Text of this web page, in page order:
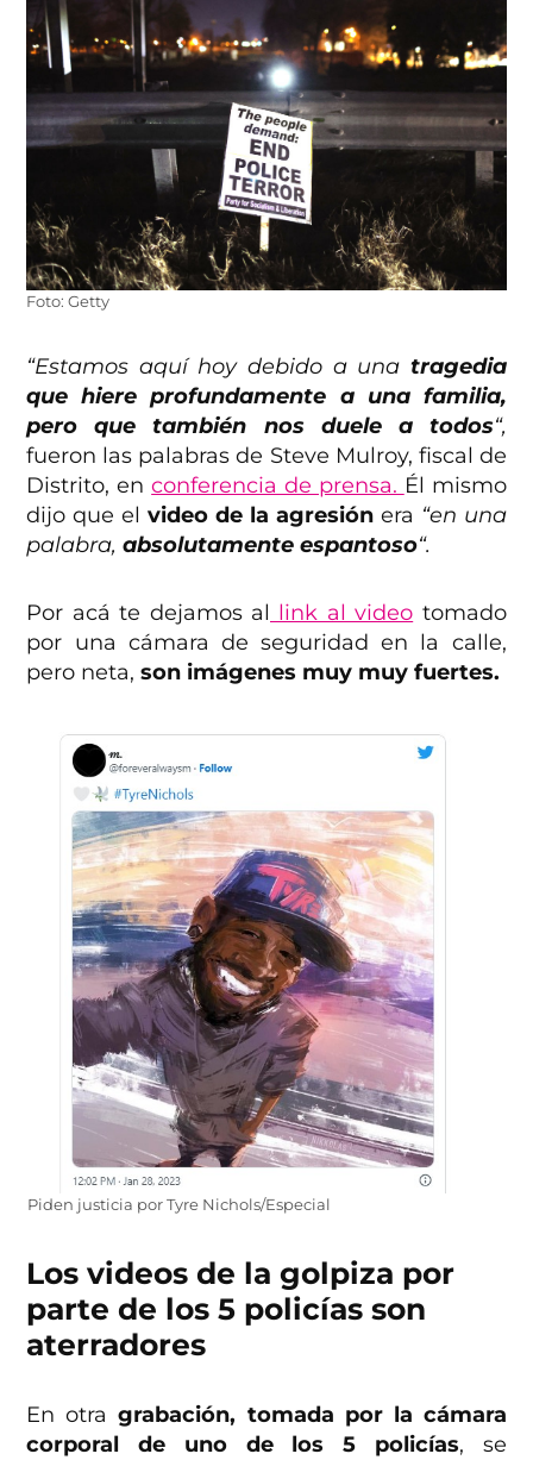
Foto: Getty
“Estamos aquí hoy debido a una tragedia
que hiere profundamente a una familia,
pero que también nos duele a todos“,
fueron las palabras de Steve Mulroy, fiscal de
Distrito, enconferencia de prensa. Él mismo
dijo que elvideo de la agresiónera “en una
palabra,absolutamente espantoso“.
Por acá te dejamos al link al video tomado
por una cámara de seguridad en la calle,
pero neta,son imágenes muy muy fuertes.
Piden justicia por Tyre Nichols/Especial
Los videos de la golpiza por
parte de los 5 policías son
aterradores
En otragrabación, tomada por la cámara
corporal de uno de los 5 policías, se